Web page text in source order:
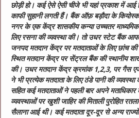
छोड़ी हो। कई ऐसे ऐसी चीजे भी यहां प्रकाश में
काफी सुहानी लगती हैं। बैंक ऑफ़ बड़ौदा के
नगर के एक केंद्र शासकीय कन्या उच्चतर माध्यमिक
लिए रसना की व्यवस्था की। तो उधर स्टेट बैंक आफ
जनपद मतदान केंद्र पर मतदाताओं के लिए छांच
स्थित मतदान केंद्र पर सेंट्रल बैंक की स्थानीय
की। उधर मतदान केंद्र क्रमांक 1,2,3, पर गैस
ने भी प्रत्येक मतदाता के लिए ठंडे पानी की व्यवस्था
सहित कई मतदाताओं ने पहली बार अपने
व्यवस्थाओं पर खुशी जाहिर की मिताली पुरोहित
सैलाना आई थी। कई मतदाता दूर-दूर से अन्य